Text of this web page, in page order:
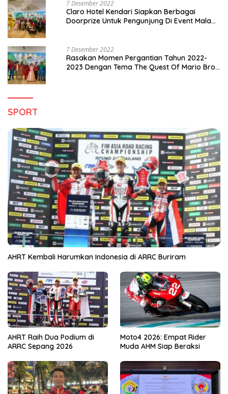
7 Desember 2022
Claro Hotel Kendari Siapkan Berbagai
Doorprize Untuk Pengunjung Di Event Malam
7 Desember 2022
Rasakan Momen Pergantian Tahun 2022-
2023 Dengan Tema The Quest Of Mario Bros
SPORT
AHRT Kembali Harumkan Indonesia di ARRC Buriram
AHRT Raih Dua Podium di
ARRC Sepang 2026
Moto4 2026: Empat Rider
Muda AHM Siap Beraksi